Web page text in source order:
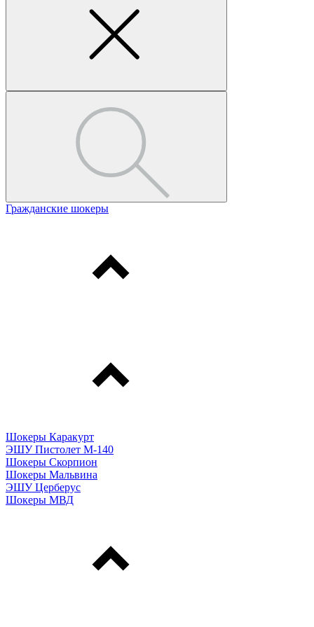
Гражданские шокеры
Шокеры Каракурт
ЭШУ Пистолет М-140
Шокеры Скорпион
Шокеры Мальвина
ЭШУ Церберус
Шокеры МВД